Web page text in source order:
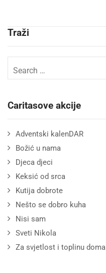
Traži
Caritasove akcije
Adventski kalenDAR
Božić u nama
Djeca djeci
Keksić od srca
Kutija dobrote
Nešto se dobro kuha
Nisi sam
Sveti Nikola
Za svjetlost i toplinu doma